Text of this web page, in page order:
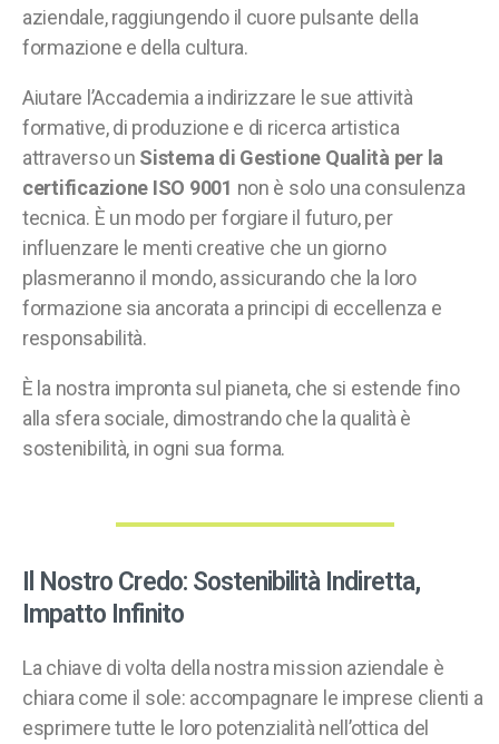
aziendale, raggiungendo il cuore pulsante della
formazione e della cultura.
Aiutare l’Accademia a indirizzare le sue attività
formative, di produzione e di ricerca artistica
attraverso un Sistema di Gestione Qualità per la
certificazione ISO 9001 non è solo una consulenza
tecnica. È un modo per forgiare il futuro, per
influenzare le menti creative che un giorno
plasmeranno il mondo, assicurando che la loro
formazione sia ancorata a principi di eccellenza e
responsabilità.
È la nostra impronta sul pianeta, che si estende fino
alla sfera sociale, dimostrando che la qualità è
sostenibilità, in ogni sua forma.
Il Nostro Credo: Sostenibilità Indiretta,
Impatto Infinito
La chiave di volta della nostra mission aziendale è
chiara come il sole: accompagnare le imprese clienti a
esprimere tutte le loro potenzialità nell’ottica del